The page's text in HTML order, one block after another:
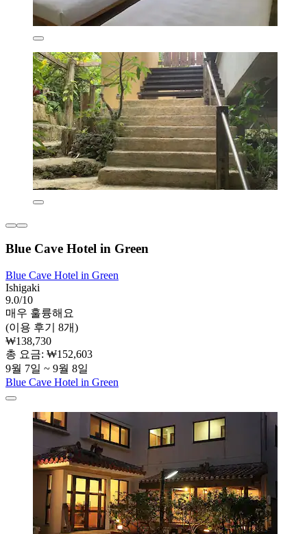
Blue Cave Hotel in Green
Blue Cave Hotel in Green
Ishigaki
9.0/10
매우 훌륭해요
(이용 후기 8개)
₩138,730
총 요금: ₩152,603
9월 7일 ~ 9월 8일
Blue Cave Hotel in Green